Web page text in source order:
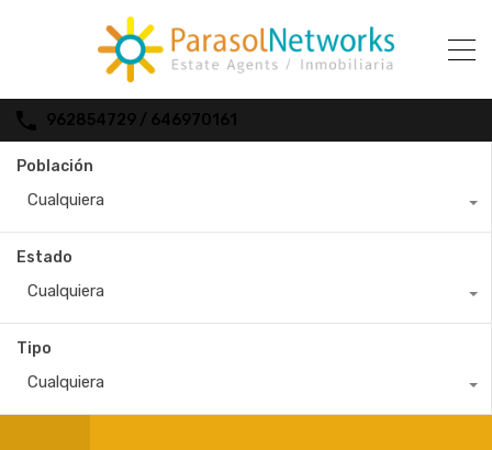
962854729 / 646970161
Población
Cualquiera
Estado
Cualquiera
Tipo
Cualquiera